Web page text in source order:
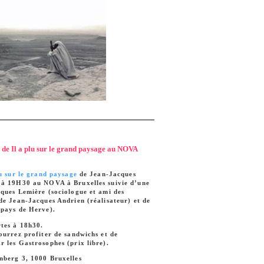
Il a plu sur le grand paysage au NOVA
sur le grand paysage de Jean-Jacques
19H30 au NOVA à Bruxelles suivie d’une
Lemière (sociologue et ami des
Jean-Jacques Andrien (réalisateur) et de
de Herve).
à 18h30.
profiter de sandwichs et de
les Gastrosophes (prix libre).
3, 1000 Bruxelles